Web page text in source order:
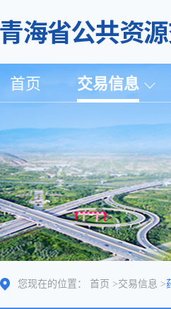
首页 交易信息
您现在的位置： 首页 >交易信息 >